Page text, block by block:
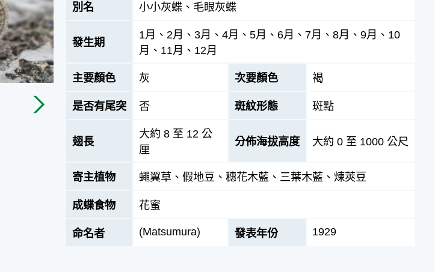
別名 小小灰蝶、毛眼灰蝶
發生期
1月、2月、3月、4月、5月、6月、7月、8月、9月、10
月、11月、12月
主要顏色 灰 次要顏色 褐
是否有尾突 否 斑紋形態 斑點
翅長
大約 8 至 12 公
厘
分佈海拔高度 大約 0 至 1000 公尺
寄主植物 蠅翼草、假地豆、穗花木藍、三葉木藍、煉莢豆
成蝶食物 花蜜
命名者 (Matsumura) 發表年份 1929